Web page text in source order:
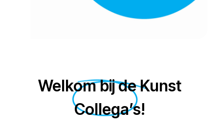
Welkom bij de Kunst
Collega’s!